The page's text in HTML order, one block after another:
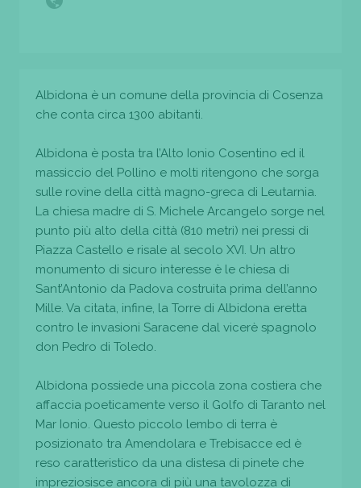
Albidona è un comune della provincia di Cosenza
che conta circa 1300 abitanti.
Albidona è posta tra l’Alto Ionio Cosentino ed il
massiccio del Pollino e molti ritengono che sorga
sulle rovine della città magno-greca di Leutarnia.
La chiesa madre di S. Michele Arcangelo sorge nel
punto più alto della città (810 metri) nei pressi di
Piazza Castello e risale al secolo XVI. Un altro
monumento di sicuro interesse è le chiesa di
Sant’Antonio da Padova costruita prima dell’anno
Mille. Va citata, infine, la Torre di Albidona eretta
contro le invasioni Saracene dal vicerè spagnolo
don Pedro di Toledo.
Albidona possiede una piccola zona costiera che
affaccia poeticamente verso il Golfo di Taranto nel
Mar Ionio. Questo piccolo lembo di terra è
posizionato tra Amendolara e Trebisacce ed è
reso caratteristico da una distesa di pinete che
impreziosisce ancora di più una tavolozza di